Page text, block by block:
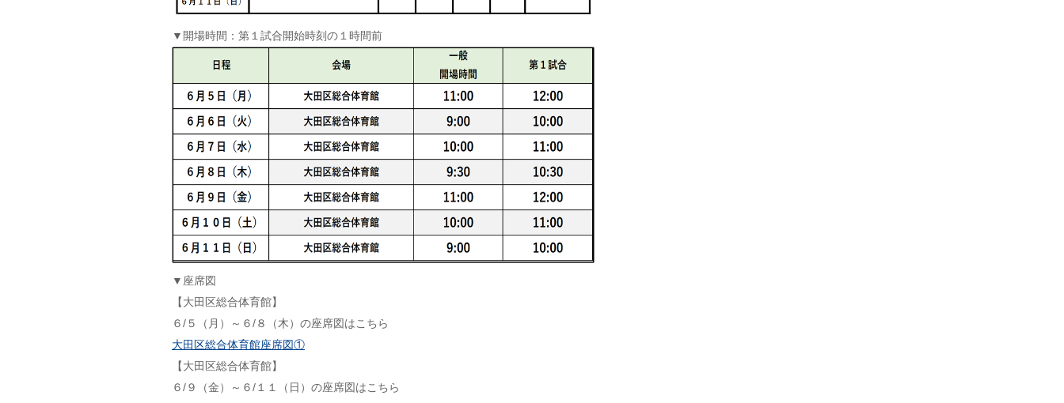
▼開場時間：第１試合開始時刻の１時間前
▼座席図
【大田区総合体育館】
６/５（月）～６/８（木）の座席図はこちら
大田区総合体育館座席図①
【大田区総合体育館】
６/９（金）～６/１１（日）の座席図はこちら